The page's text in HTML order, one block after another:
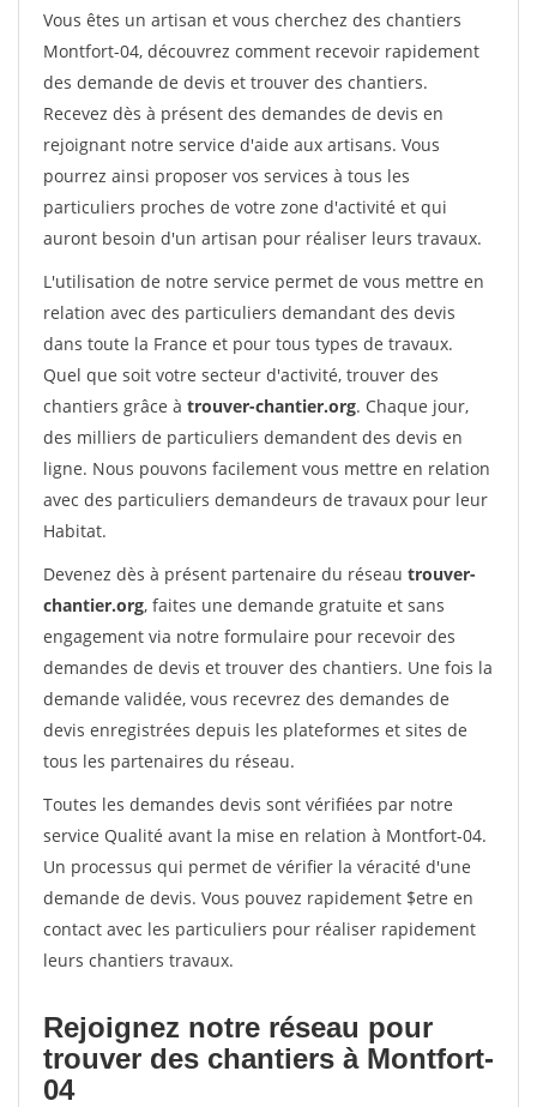
Vous êtes un artisan et vous cherchez des chantiers
Montfort-04, découvrez comment recevoir rapidement
des demande de devis et trouver des chantiers.
Recevez dès à présent des demandes de devis en
rejoignant notre service d'aide aux artisans. Vous
pourrez ainsi proposer vos services à tous les
particuliers proches de votre zone d'activité et qui
auront besoin d'un artisan pour réaliser leurs travaux.
L'utilisation de notre service permet de vous mettre en
relation avec des particuliers demandant des devis
dans toute la France et pour tous types de travaux.
Quel que soit votre secteur d'activité, trouver des
chantiers grâce à trouver-chantier.org. Chaque jour,
des milliers de particuliers demandent des devis en
ligne. Nous pouvons facilement vous mettre en relation
avec des particuliers demandeurs de travaux pour leur
Habitat.
Devenez dès à présent partenaire du réseau trouver-
chantier.org, faites une demande gratuite et sans
engagement via notre formulaire pour recevoir des
demandes de devis et trouver des chantiers. Une fois la
demande validée, vous recevrez des demandes de
devis enregistrées depuis les plateformes et sites de
tous les partenaires du réseau.
Toutes les demandes devis sont vérifiées par notre
service Qualité avant la mise en relation à Montfort-04.
Un processus qui permet de vérifier la véracité d'une
demande de devis. Vous pouvez rapidement $etre en
contact avec les particuliers pour réaliser rapidement
leurs chantiers travaux.
Rejoignez notre réseau pour
trouver des chantiers à Montfort-
04